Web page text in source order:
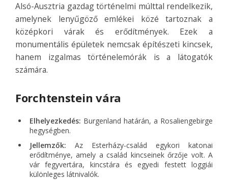
Alsó-Ausztria gazdag történelmi múlttal rendelkezik,
amelynek lenyűgöző emlékei közé tartoznak a
középkori várak és erődítmények. Ezek a
monumentális épületek nemcsak építészeti kincsek,
hanem izgalmas történelemórák is a látogatók
számára.
Forchtenstein vára
Elhelyezkedés: Burgenland határán, a Rosaliengebirge
hegységben.
Jellemzők: Az Esterházy-család egykori katonai
erődítménye, amely a család kincseinek őrzője volt. A
vár fegyvertára, kincstára és egyedi festett loggiái
különleges látnivalók.